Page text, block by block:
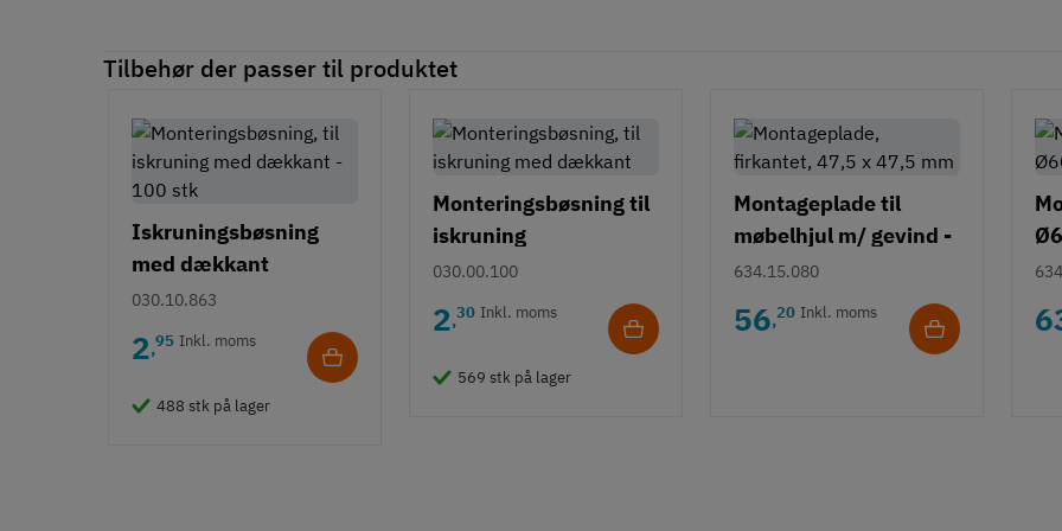
Tilbehør der passer til produktet
Iskruningsbøsning
med dækkant
030.10.863
2,95 Inkl. moms
488 stk på lager
Monteringsbøsning til
iskruning
030.00.100
2,30 Inkl. moms
569 stk på lager
Montageplade til
møbelhjul m/ gevind -
firkantet - 47,5 x 47,5
634.15.080
56,20 Inkl. moms